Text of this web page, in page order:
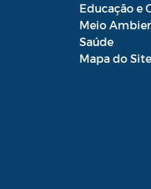
Educação e
Meio
Saúde
Mapa do Site